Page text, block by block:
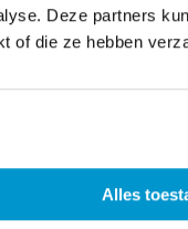
Deze partners
of die ze hebben
Alles